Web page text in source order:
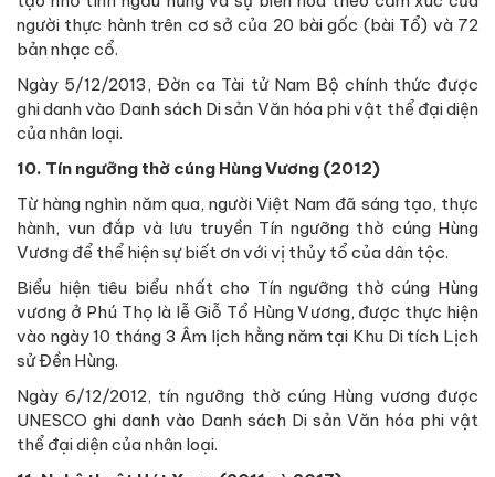
người thực hành trên cơ sở của 20 bài gốc (bài Tổ) và 72
bản nhạc cổ.
Ngày 5/12/2013, Đờn ca Tài tử Nam Bộ chính thức được
ghi danh vào Danh sách Di sản Văn hóa phi vật thể đại diện
của nhân loại.
10. Tín ngưỡng thờ cúng Hùng Vương (2012)
Từ hàng nghìn năm qua, người Việt Nam đã sáng tạo, thực
hành, vun đắp và lưu truyền Tín ngưỡng thờ cúng Hùng
Vương để thể hiện sự biết ơn với vị thủy tổ của dân tộc.
Biểu hiện tiêu biểu nhất cho Tín ngưỡng thờ cúng Hùng
vương ở Phú Thọ là lễ Giỗ Tổ Hùng Vương, được thực hiện
vào ngày 10 tháng 3 Âm lịch hằng năm tại Khu Di tích Lịch
sử Đền Hùng.
Ngày 6/12/2012, tín ngưỡng thờ cúng Hùng vương được
UNESCO ghi danh vào Danh sách Di sản Văn hóa phi vật
thể đại diện của nhân loại.